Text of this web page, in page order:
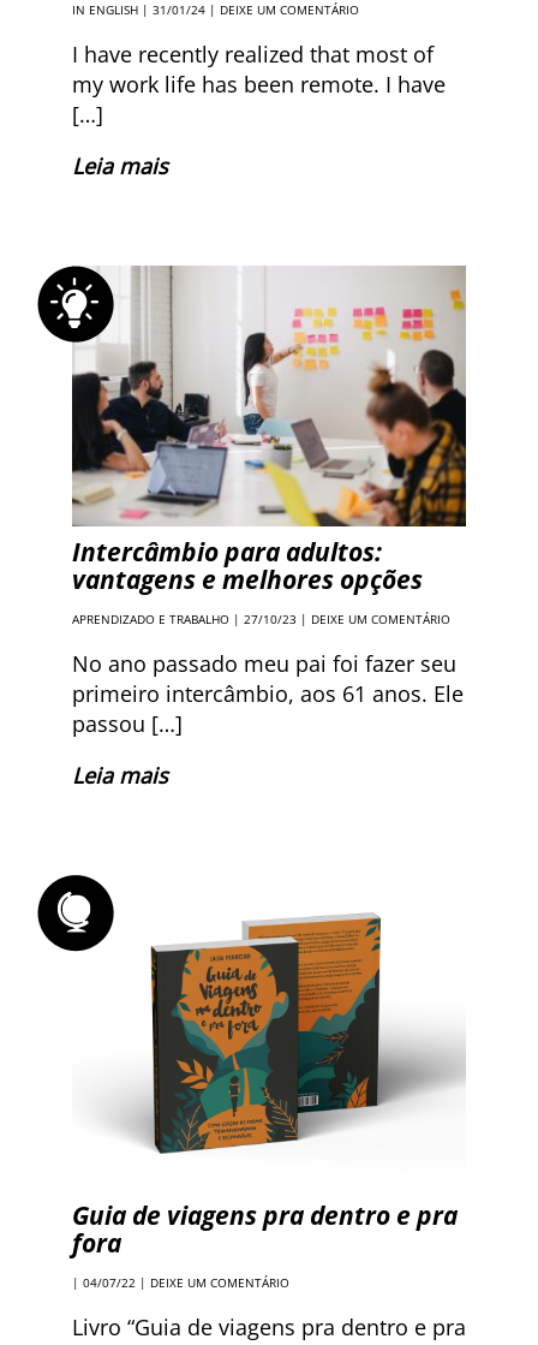
IN ENGLISH | 31/01/24 | DEIXE UM COMENTÁRIO
I have recently realized that most of
my work life has been remote. I have
[…]
Leia mais
Intercâmbio para adultos:
vantagens e melhores opções
APRENDIZADO E TRABALHO | 27/10/23 | DEIXE UM COMENTÁRIO
No ano passado meu pai foi fazer seu
primeiro intercâmbio, aos 61 anos. Ele
passou […]
Leia mais
Guia de viagens pra dentro e pra
fora
| 04/07/22 | DEIXE UM COMENTÁRIO
Livro “Guia de viagens pra dentro e pra